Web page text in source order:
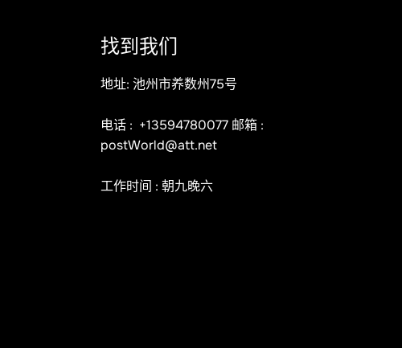
找到我们
地址: 池州市养数州75号
电话 : +13594780077 邮箱 :
postWorld@att.net
工作时间 : 朝九晚六